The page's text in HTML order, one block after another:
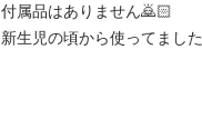
付属品はありません🙇🏻
新生児の頃から使ってました